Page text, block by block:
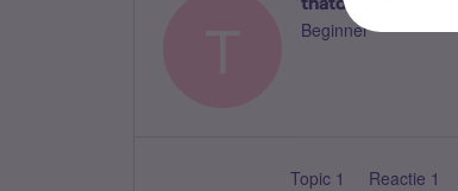
Beginner
Topic 1 Reactie 1